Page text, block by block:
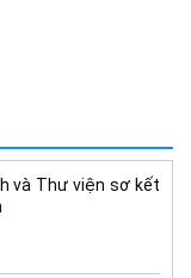
và Thư viện sơ kết